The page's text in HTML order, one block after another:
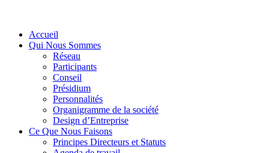
Accueil
Qui Nous Sommes
Réseau
Participants
Conseil
Présidium
Personnalités
Organigramme de la société
Design d’Entreprise
Ce Que Nous Faisons
Principes Directeurs et Statuts